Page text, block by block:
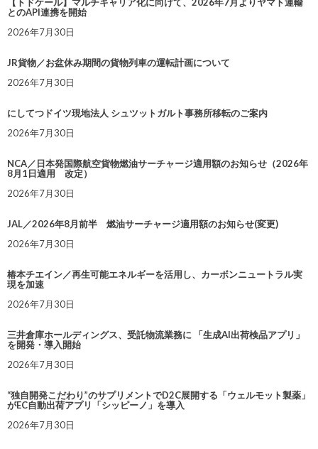
【トドケール】マルチキャリア化に向けて、2026年7月よりヤマト運輸
とのAPI連携を開始
2026年7月30日
JR貨物／お盆休み期間の貨物列車の運転計画について
2026年7月30日
にしてつドイツ現地法人 シュツットガルト事務所移転のご案内
2026年7月30日
NCA／日本発国際航空貨物燃油サーチャージ適用額のお知らせ（2026年
8月1日適用 改定）
2026年7月30日
JAL／2026年8月前半 燃油サーチャージ適用額のお知らせ(変更)
2026年7月30日
椿本チエイン／再生可能エネルギーを活用し、カーボンニュートラル実
現を加速
2026年7月30日
三井倉庫ホールディングス、受託物流業務に 「生成AI出荷検品アプリ」
を開発・導入開始
2026年7月30日
“独自開発こだわり”のサプリメントでD2C展開する「ウェルモット製薬」
がEC自動出荷アプリ「シッピーノ」を導入
2026年7月30日